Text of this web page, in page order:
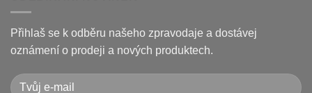
Xiaomi
Pro
a
jak
je
s
vyměnit
pneumatiku
na
elektrokoloběžce
(8.5″
vs
Přihlaš se k odběru našeho zpravodaje a dostávej
oznámení o prodeji a nových produktech.